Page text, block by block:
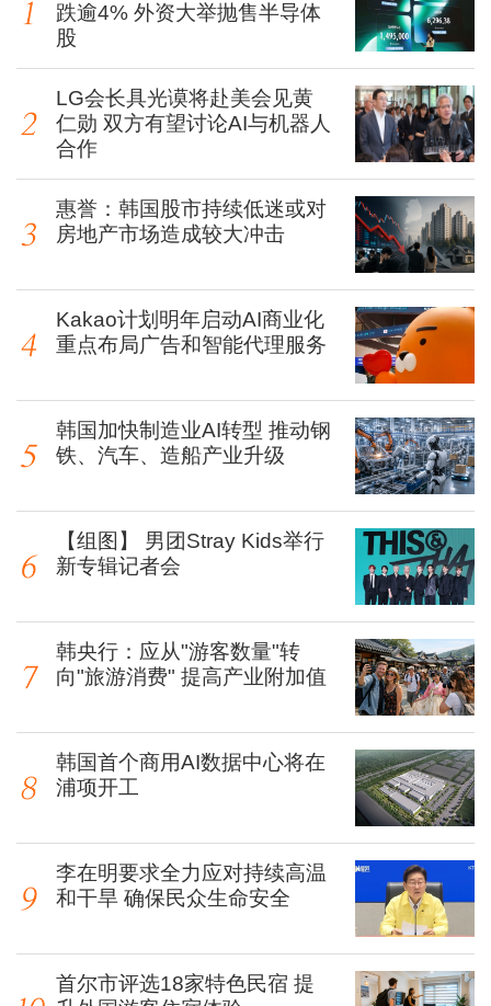
跌逾4% 外资大举抛售半导体
股
LG会长具光谟将赴美会见黄
仁勋 双方有望讨论AI与机器人
合作
惠誉：韩国股市持续低迷或对
房地产市场造成较大冲击
Kakao计划明年启动AI商业化
重点布局广告和智能代理服务
韩国加快制造业AI转型 推动钢
铁、汽车、造船产业升级
【组图】 男团Stray Kids举行
新专辑记者会
韩央行：应从"游客数量"转
向"旅游消费" 提高产业附加值
韩国首个商用AI数据中心将在
浦项开工
李在明要求全力应对持续高温
和干旱 确保民众生命安全
首尔市评选18家特色民宿 提